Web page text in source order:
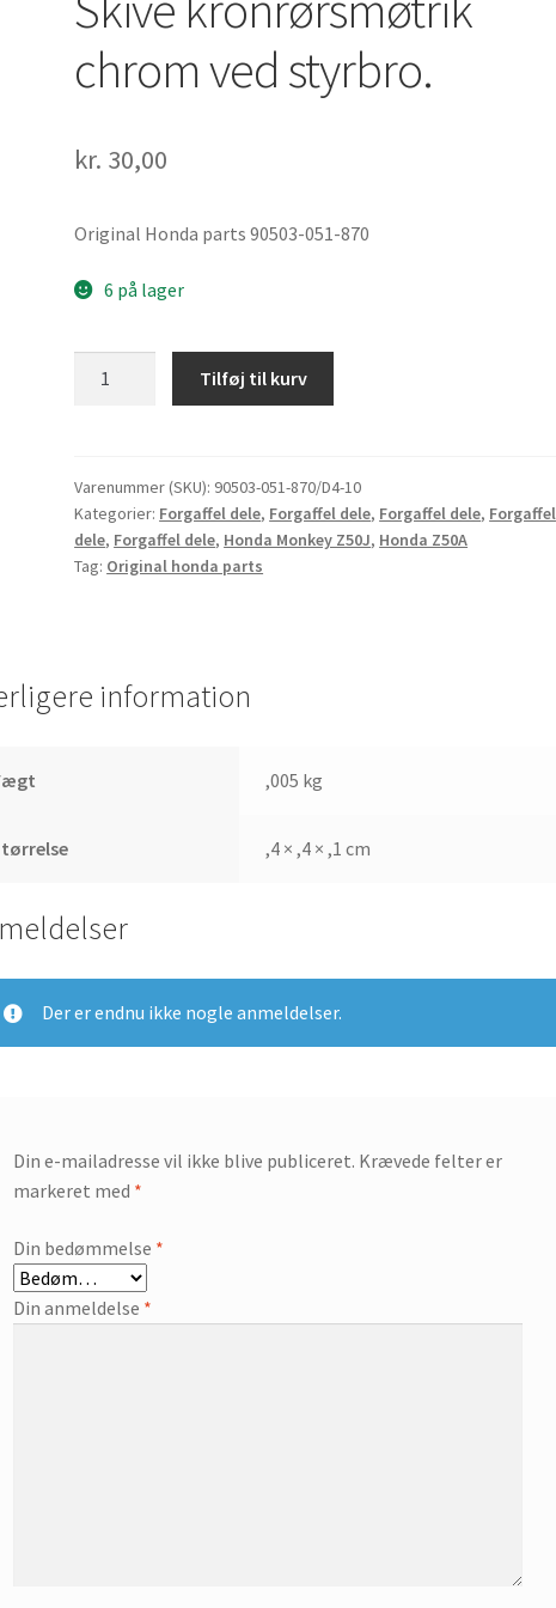
chrom ved styrbro.
kr. 30,00
Original Honda parts 90503-051-870
6 på lager
styrbro.
antal
Tilføj til kurv
Varenummer (SKU): 90503-051-870/D4-10
Kategorier: Forgaffel dele, Forgaffel dele, Forgaffel dele, Forgaffel
dele, Forgaffel dele, Honda Monkey Z50J, Honda Z50A
Tag: Original honda parts
information
,005 kg
,4 × ,4 × ,1 cm
Der er endnu ikke nogle anmeldelser.
Din e-mailadresse vil ikke blive publiceret. Krævede felter er
markeret med *
Din bedømmelse *
Din anmeldelse *